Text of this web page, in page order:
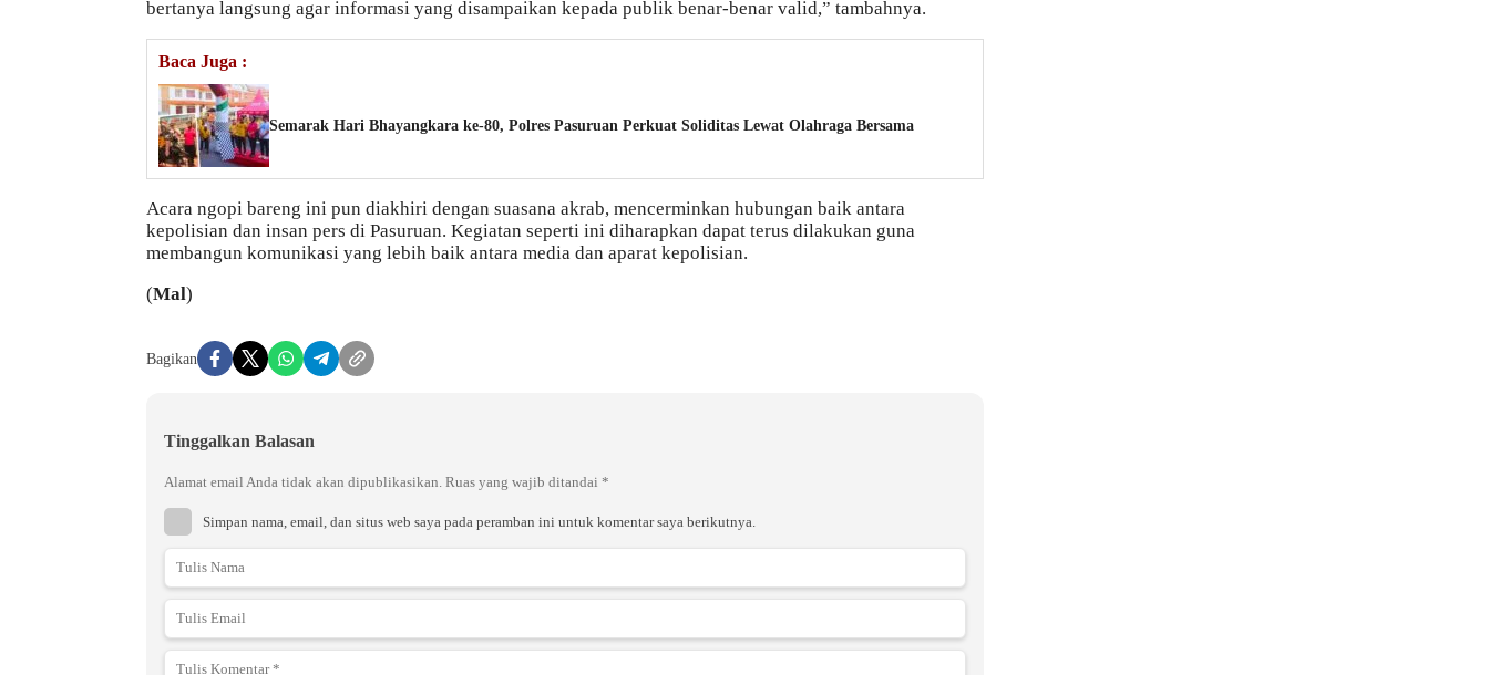
bertanya langsung agar informasi yang disampaikan kepada publik benar-benar valid,” tambahnya.
Baca Juga :
Semarak Hari Bhayangkara ke-80, Polres Pasuruan Perkuat Soliditas Lewat Olahraga Bersama
Acara ngopi bareng ini pun diakhiri dengan suasana akrab, mencerminkan hubungan baik antara
kepolisian dan insan pers di Pasuruan. Kegiatan seperti ini diharapkan dapat terus dilakukan guna
membangun komunikasi yang lebih baik antara media dan aparat kepolisian.
(Mal)
Bagikan
Tinggalkan Balasan
Alamat email Anda tidak akan dipublikasikan. Ruas yang wajib ditandai *
Simpan nama, email, dan situs web saya pada peramban ini untuk komentar saya berikutnya.